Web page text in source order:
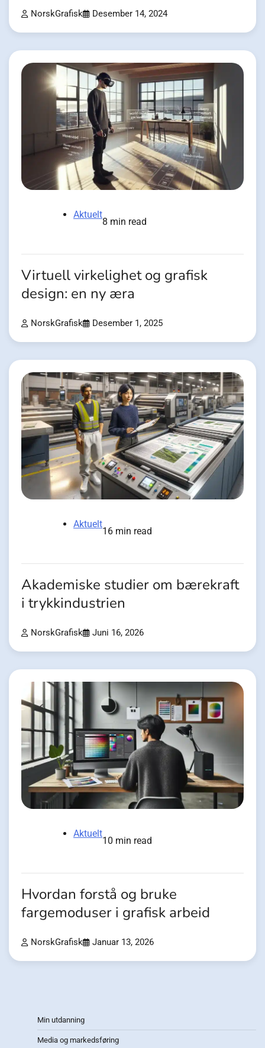
NorskGrafisk Desember 14, 2024
Aktuelt
8 min read
Virtuell virkelighet og grafisk
design: en ny æra
NorskGrafisk Desember 1, 2025
Aktuelt
16 min read
Akademiske studier om bærekraft
i trykkindustrien
NorskGrafisk Juni 16, 2026
Aktuelt
10 min read
Hvordan forstå og bruke
fargemoduser i grafisk arbeid
NorskGrafisk Januar 13, 2026
Min utdanning
Media og markedsføring